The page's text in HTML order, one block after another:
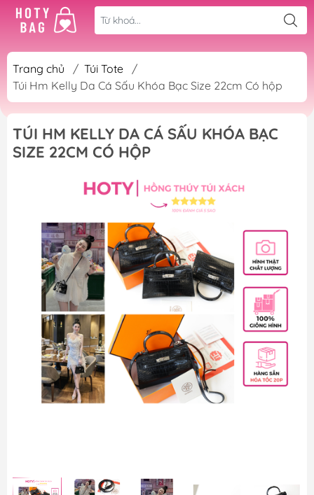
Trang chủ / Túi Tote
/
Túi Hm Kelly Da Cá Sấu Khóa Bạc Size 22cm Có hộp
TÚI HM KELLY DA CÁ SẤU KHÓA BẠC
SIZE 22CM CÓ HỘP